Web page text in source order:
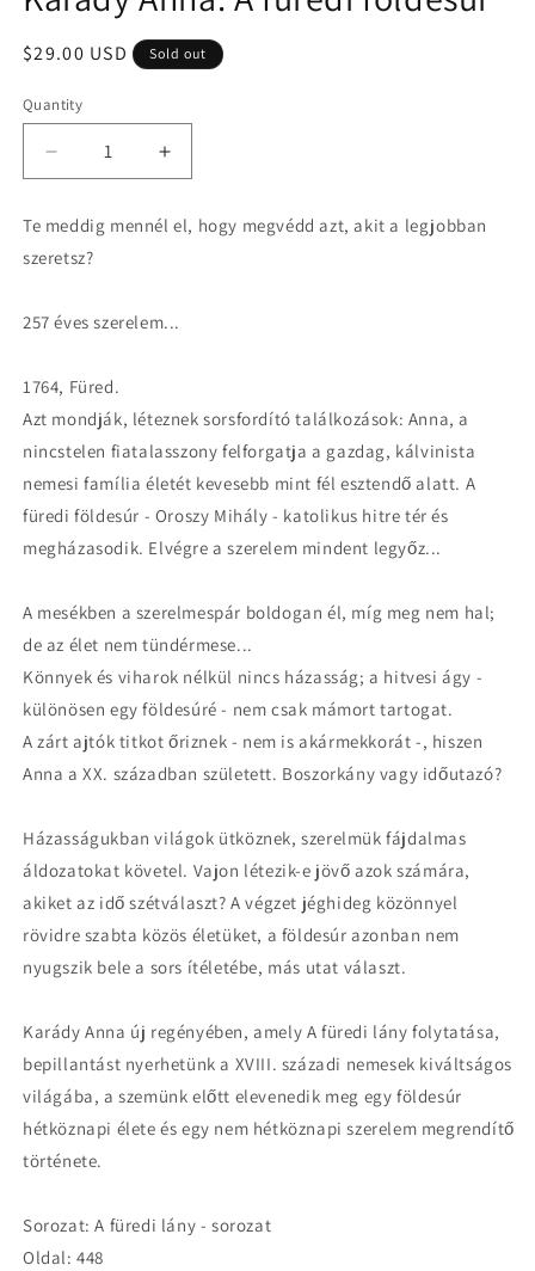
modal
Regular
$29.00 USD Sold out
Quantity
Quantity
Decrease
quantity
Karády
Anna:
füredi
földesúr
Increase
quantity
Karády
Te meddig mennél el, hogy megvédd azt, akit a legjobban
szeretsz?
257 éves szerelem...
1764, Füred.
Azt mondják, léteznek sorsfordító találkozások: Anna, a
nincstelen fiatalasszony felforgatja a gazdag, kálvinista
nemesi família életét kevesebb mint fél esztendő alatt. A
füredi földesúr - Oroszy Mihály - katolikus hitre tér és
megházasodik. Elvégre a szerelem mindent legyőz...
A mesékben a szerelmespár boldogan él, míg meg nem hal;
de az élet nem tündérmese...
Könnyek és viharok nélkül nincs házasság; a hitvesi ágy -
különösen egy földesúré - nem csak mámort tartogat.
A zárt ajtók titkot őriznek - nem is akármekkorát -, hiszen
Anna a XX. században született. Boszorkány vagy időutazó?
Házasságukban világok ütköznek, szerelmük fájdalmas
áldozatokat követel. Vajon létezik-e jövő azok számára,
akiket az idő szétválaszt? A végzet jéghideg közönnyel
rövidre szabta közös életüket, a földesúr azonban nem
nyugszik bele a sors ítéletébe, más utat választ.
Karády Anna új regényében, amely A füredi lány folytatása,
bepillantást nyerhetünk a XVIII. századi nemesek kiváltságos
világába, a szemünk előtt elevenedik meg egy földesúr
hétköznapi élete és egy nem hétköznapi szerelem megrendítő
története.
Sorozat: A füredi lány - sorozat
Oldal: 448